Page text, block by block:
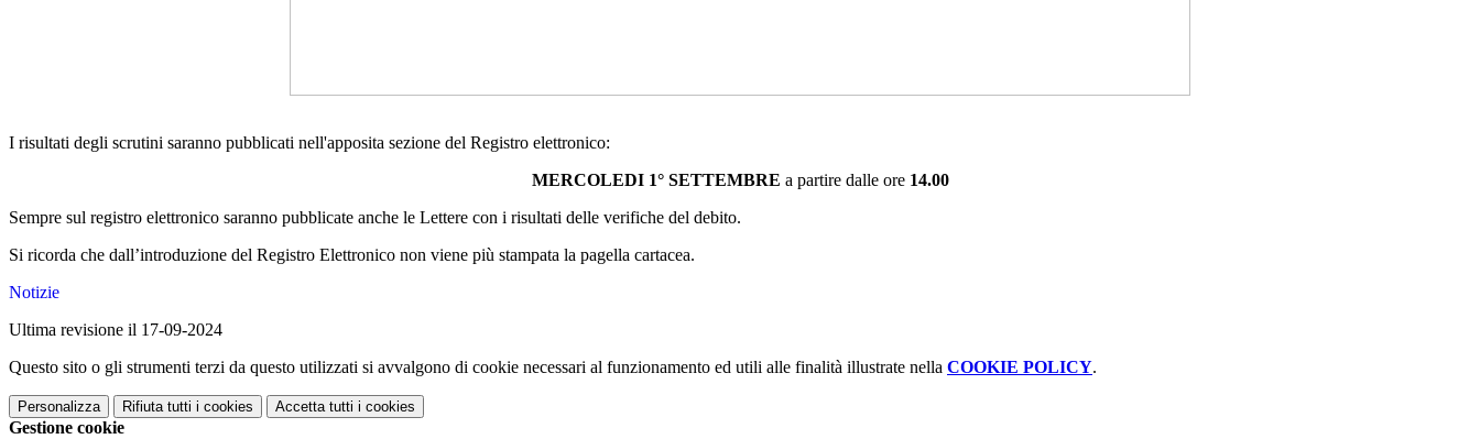
I risultati degli scrutini saranno pubblicati nell'apposita sezione del Registro elettronico:
MERCOLEDI 1° SETTEMBRE a partire dalle ore14.00
Sempre sul registro elettronico saranno pubblicate anche le Lettere con i risultati delle verifiche del debito.
Si ricorda che dall’introduzione del Registro Elettronico non viene più stampata la pagella cartacea.
Notizie
Ultima revisione il 17-09-2024
Questo sito o gli strumenti terzi da questo utilizzati si avvalgono di cookie necessari al funzionamento ed utili alle finalità illustrate nella COOKIE POLICY.
Personalizza Rifiuta tutti i cookies Accetta tutti i cookies
Gestione cookie